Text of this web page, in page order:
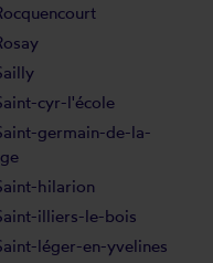
cyr-l'école
germain-de-la-
hilarion
illiers-le-bois
léger-en-yvelines